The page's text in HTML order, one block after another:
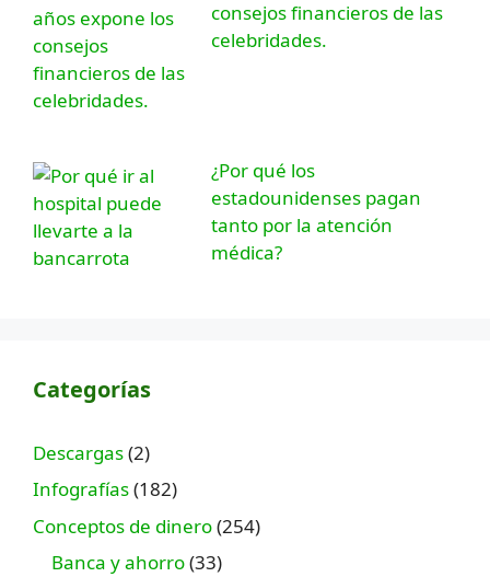
consejos financieros de las
celebridades.
¿Por qué los
estadounidenses pagan
tanto por la atención
médica?
Categorías
Descargas(2)
Infografías(182)
Conceptos de dinero(254)
Banca y ahorro(33)